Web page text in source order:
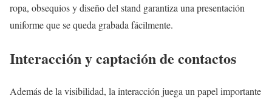
ropa, obsequios y diseño del stand garantiza una presentación
uniforme que se queda grabada fácilmente.
Interacción y captación de contactos
Además de la visibilidad, la interacción juega un papel importante